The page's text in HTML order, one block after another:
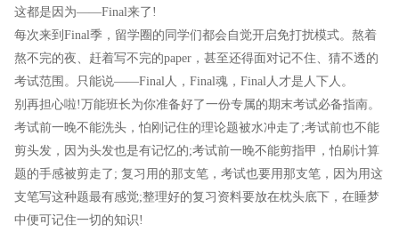
这都是因为——Final来了!
每次来到Final季，留学圈的同学们都会自觉开启免打扰模式。熬着
熬不完的夜、赶着写不完的paper，甚至还得面对记不住、猜不透的
考试范围。只能说——Final人，Final魂，Final人才是人下人。
别再担心啦!万能班长为你准备好了一份专属的期末考试必备指南。
考试前一晚不能洗头，怕刚记住的理论题被水冲走了;考试前也不能
剪头发，因为头发也是有记忆的;考试前一晚不能剪指甲，怕刷计算
题的手感被剪走了; 复习用的那支笔，考试也要用那支笔，因为用这
支笔写这种题最有感觉;整理好的复习资料要放在枕头底下，在睡梦
中便可记住一切的知识!